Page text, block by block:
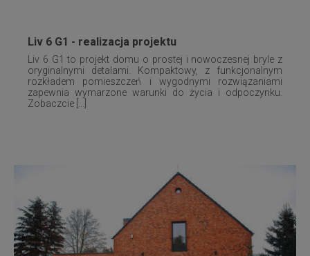
Liv 6 G1 - realizacja projektu
Liv 6 G1 to projekt domu o prostej i nowoczesnej bryle z
oryginalnymi detalami. Kompaktowy, z funkcjonalnym
rozkładem pomieszczeń i wygodnymi rozwiązaniami
zapewnia wymarzone warunki do życia i odpoczynku.
Zobaczcie [...]